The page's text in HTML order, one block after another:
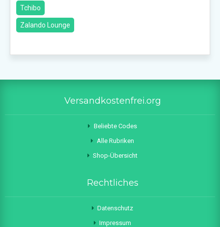
Tchibo
Zalando Lounge
Versandkostenfrei.org
Beliebte Codes
Alle Rubriken
Shop-Übersicht
Rechtliches
Datenschutz
Impressum